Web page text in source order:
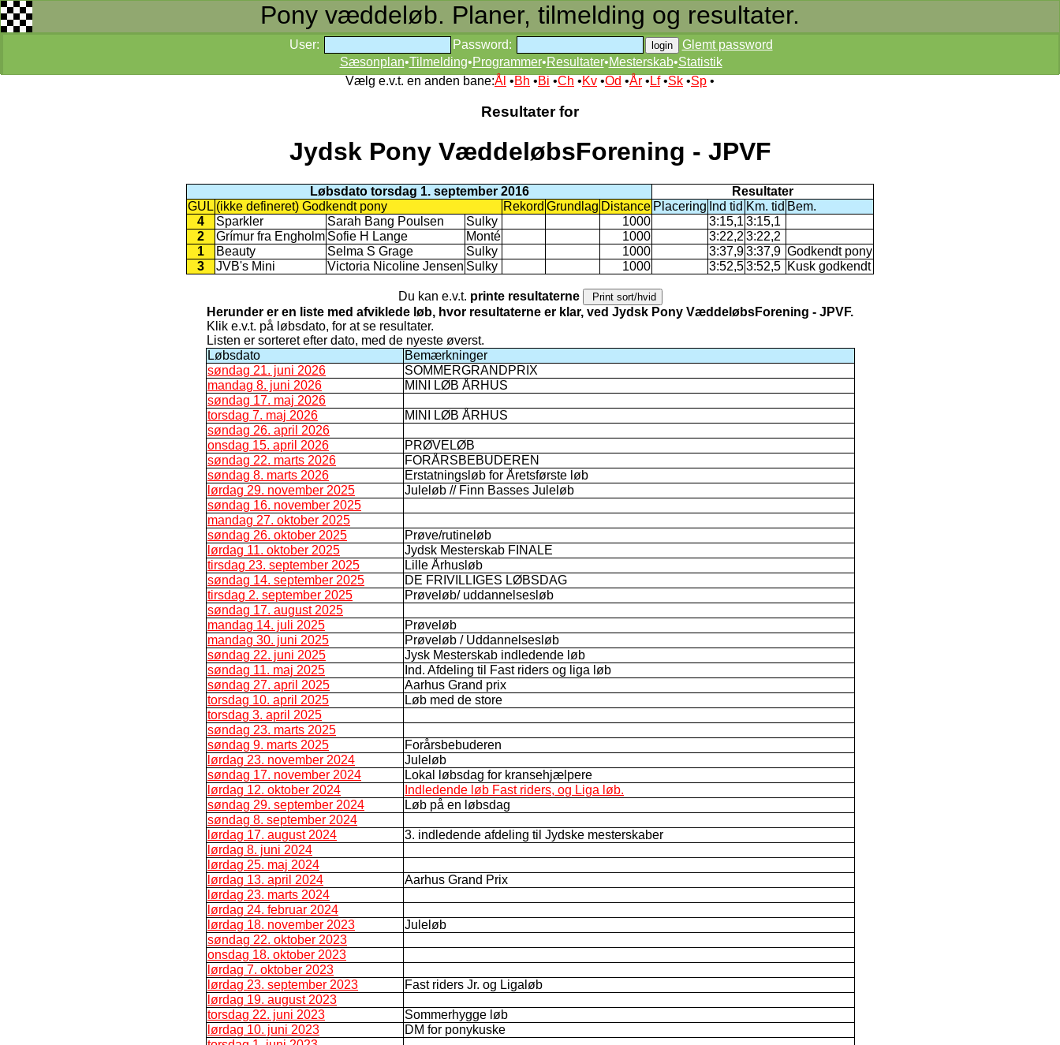
Pony væddeløb. Planer, tilmelding og resultater.
User: Password:
Glemt password
Sæsonplan•Tilmelding•Programmer•Resultater•Mesterskab•Statistik
Vælg e.v.t. en anden bane:Ål •Bh •Bi •Ch •Kv •Od •År • Lf•Sk •Sp •
Resultater for
Jydsk Pony VæddeløbsForening - JPVF
Løbsdato torsdag 1. september 2016
Resultater
GUL (ikke defineret) Godkendt pony Rekord Grundlag Distance Placering Ind tid Km. tid Bem.
4
Sparkler Sarah Bang Poulsen Sulky 1000 3:15,1 3:15,1
2
Grímur fra Engholm Sofie H Lange Monté 1000 3:22,2 3:22,2
1
Beauty Selma S Grage Sulky 1000 3:37,93:37,9 Godkendt pony
3
JVB's Mini Victoria Nicoline Jensen Sulky 1000 3:52,53:52,5 Kusk godkendt
Du kan e.v.t. printe resultaterne
Herunder er en liste med afviklede løb, hvor resultaterne er klar, ved Jydsk Pony VæddeløbsForening - JPVF.
Klik e.v.t. på løbsdato, for at se resultater.
Listen er sorteret efter dato, med de nyeste øverst.
Løbsdato
Bemærkninger
søndag 21. juni 2026
SOMMERGRANDPRIX
mandag 8. juni 2026
MINI LØB ÅRHUS
søndag 17. maj 2026
torsdag 7. maj 2026
MINI LØB ÅRHUS
søndag 26. april 2026
onsdag 15. april 2026
PRØVELØB
søndag 22. marts 2026
FORÅRSBEBUDEREN
søndag 8. marts 2026
Erstatningsløb for Åretsførste løb
lørdag 29. november 2025
Juleløb // Finn Basses Juleløb
søndag 16. november 2025
mandag 27. oktober 2025
søndag 26. oktober 2025
Prøve/rutineløb
lørdag 11. oktober 2025
Jydsk Mesterskab FINALE
tirsdag 23. september 2025
Lille Århusløb
søndag 14. september 2025
DE FRIVILLIGES LØBSDAG
tirsdag 2. september 2025
Prøveløb/ uddannelsesløb
søndag 17. august 2025
mandag 14. juli 2025
Prøveløb
mandag 30. juni 2025
Prøveløb / Uddannelsesløb
søndag 22. juni 2025
Jysk Mesterskab indledende løb
søndag 11. maj 2025
Ind. Afdeling til Fast riders og liga løb
søndag 27. april 2025
Aarhus Grand prix
torsdag 10. april 2025
Løb med de store
torsdag 3. april 2025
søndag 23. marts 2025
søndag 9. marts 2025
Forårsbebuderen
lørdag 23. november 2024
Juleløb
søndag 17. november 2024
Lokal løbsdag for kransehjælpere
lørdag 12. oktober 2024
Indledende løb Fast riders, og Liga løb.
søndag 29. september 2024
Løb på en løbsdag
søndag 8. september 2024
lørdag 17. august 2024
3. indledende afdeling til Jydske mesterskaber
lørdag 8. juni 2024
lørdag 25. maj 2024
lørdag 13. april 2024
Aarhus Grand Prix
lørdag 23. marts 2024
lørdag 24. februar 2024
lørdag 18. november 2023
Juleløb
søndag 22. oktober 2023
onsdag 18. oktober 2023
lørdag 7. oktober 2023
lørdag 23. september 2023
Fast riders Jr. og Ligaløb
lørdag 19. august 2023
torsdag 22. juni 2023
Sommerhygge løb
lørdag 10. juni 2023
DM for ponykuske